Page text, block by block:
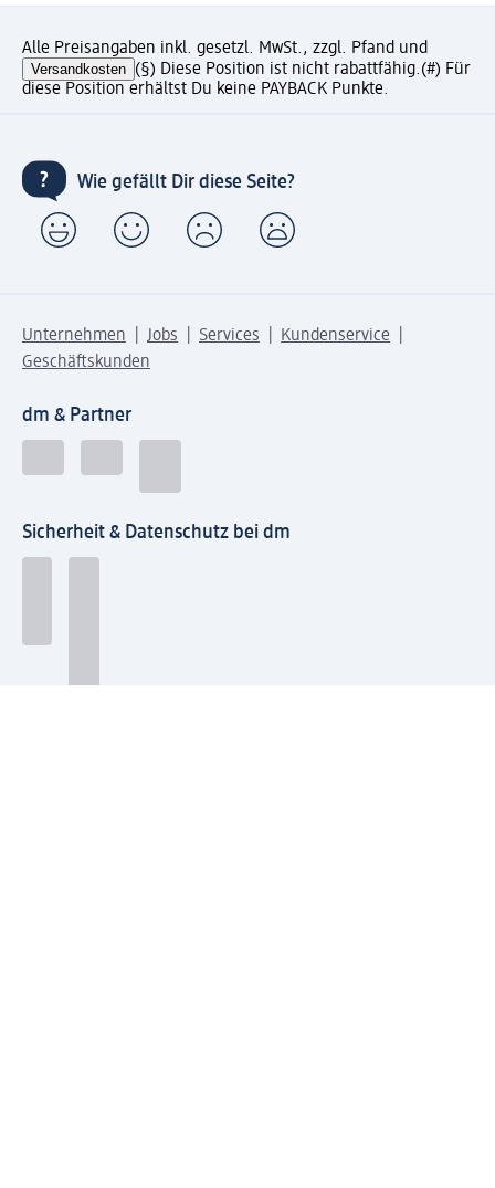
Alle Preisangaben inkl. gesetzl. MwSt., zzgl. Pfand und
Versandkosten (§) Diese Position ist nicht rabattfähig.(#) Für
diese Position erhältst Du keine PAYBACK Punkte.
Wie gefällt Dir diese Seite?
Unternehmen Jobs Services
Kundenservice
Geschäftskunden
dm & Partner
Sicherheit & Datenschutz bei dm